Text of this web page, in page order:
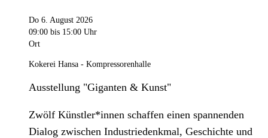
Do 6. August 2026
09:00 bis 15:00 Uhr
Ort
Kokerei Hansa - Kompressorenhalle
Ausstellung "Giganten & Kunst"
Zwölf Künstler*innen schaffen einen spannenden
Dialog zwischen Industriedenkmal, Geschichte und